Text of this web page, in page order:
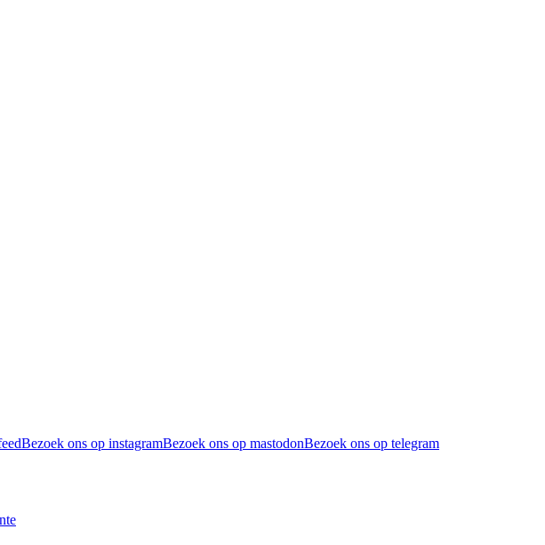
Bezoek ons op instagramBezoek ons op mastodonBezoek ons op telegram